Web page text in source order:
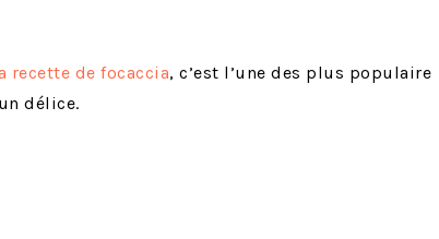
recette de focaccia, c’est l’une des plus populaire
délice.